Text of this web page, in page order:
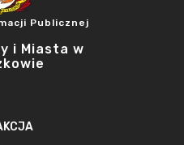
Publicznej
i Miasta w